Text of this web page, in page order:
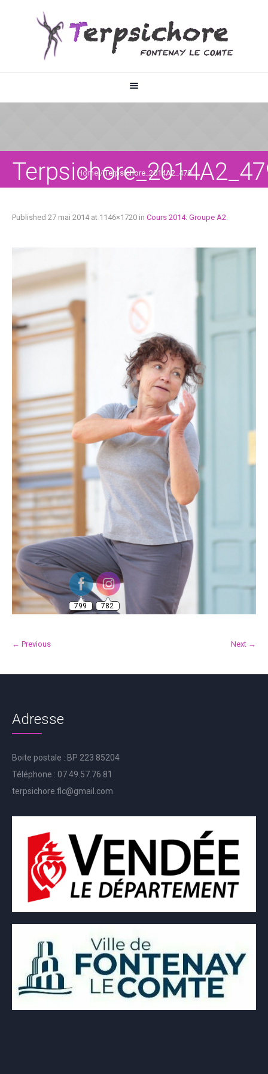
Home /Terpsichore_2014A2_479
Published 27 mai 2014at 1146×1720 in Cours 2014: Groupe A2.
← Previous Next →
Adresse
Boite postale : BP 223 85204
Téléphone : 07.49.57.76.81
terpsichore.flc@gmail.com
799 782